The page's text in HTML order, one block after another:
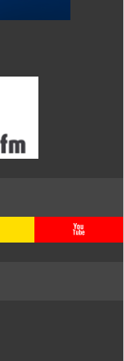
youtube